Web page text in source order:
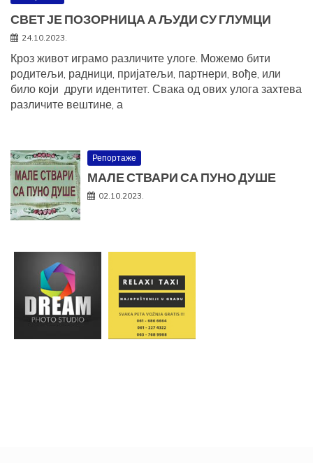
СВЕТ ЈЕ ПОЗОРНИЦА А ЉУДИ СУ ГЛУМЦИ
24.10.2023.
Кроз живот играмо различите улоге. Можемо бити
родитељи, радници, пријатељи, партнери, вође, или
било који други идентитет. Свака од ових улога захтева
различите вештине, а
Репортаже
МАЛЕ СТВАРИ СА ПУНО ДУШЕ
02.10.2023.